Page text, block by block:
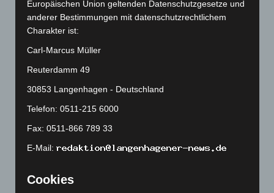
September 2022(205)
August 2022(166)
Juli 2022(133)
Juni 2022(167)
Mai 2022 (177)
April 2022(198)
März 2022(221)
Februar 2022 (189)
Dezember 2021
Europäischen Union geltenden Datenschutzgesetze und
anderer Bestimmungen mit datenschutzrechtlichem
Charakter ist:
Carl-Marcus Müller
Reuterdamm 49
30853 Langenhagen - Deutschland
Telefon: 0511-215 6000
Fax: 0511-866 789 33
E-Mail:
Cookies